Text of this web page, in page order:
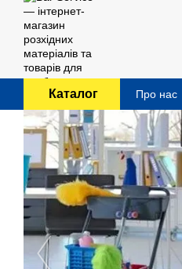
Перейти до основного контенту
Каталог Про нас